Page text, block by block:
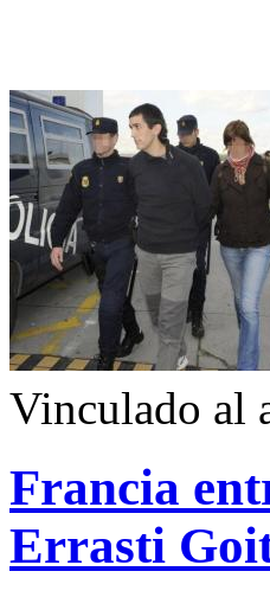
Vinculado al
Francia
Errasti